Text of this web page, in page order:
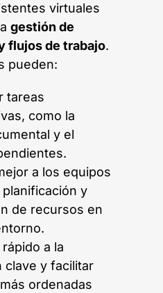
virtuales
gestión de
flujos de trabajo.
pueden:
tareas
como la
y el
a los equipos
y
de recursos en
a la
clave y facilitar
ordenadas